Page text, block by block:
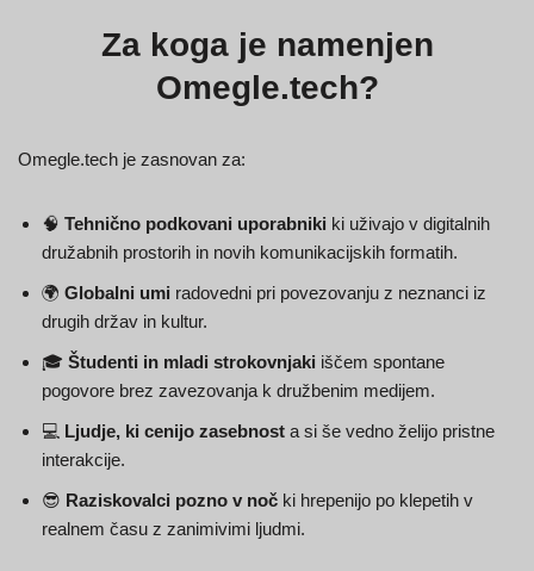
Za koga je namenjen
Omegle.tech?
Omegle.tech je zasnovan za:
🧠 Tehnično podkovani uporabniki ki uživajo v digitalnih
družabnih prostorih in novih komunikacijskih formatih.
🌍 Globalni umi radovedni pri povezovanju z neznanci iz
drugih držav in kultur.
🎓 Študenti in mladi strokovnjaki iščem spontane
pogovore brez zavezovanja k družbenim medijem.
💻 Ljudje, ki cenijo zasebnost a si še vedno želijo pristne
interakcije.
😎 Raziskovalci pozno v noč ki hrepenijo po klepetih v
realnem času z zanimivimi ljudmi.